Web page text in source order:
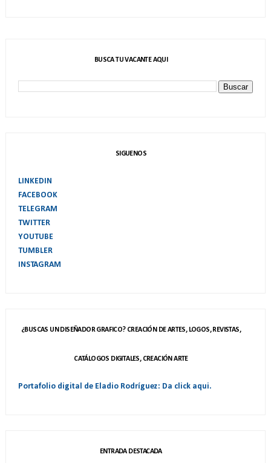
BUSCA TU VACANTE AQUI
SIGUENOS
LINKEDIN
FACEBOOK
TELEGRAM
TWITTER
YOUTUBE
TUMBLER
INSTAGRAM
¿BUSCAS UN DISEÑADOR GRAFICO? CREACIÓN DE ARTES, LOGOS, REVISTAS,
CATÁLOGOS DIGITALES, CREACIÓN ARTE
Portafolio digital de Eladio Rodríguez: Da click aqui.
ENTRADA DESTACADA